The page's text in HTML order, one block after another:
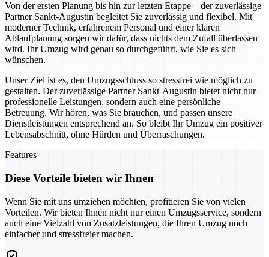
Von der ersten Planung bis hin zur letzten Etappe – der zuverlässige
Partner Sankt-Augustin begleitet Sie zuverlässig und flexibel. Mit
moderner Technik, erfahrenem Personal und einer klaren
Ablaufplanung sorgen wir dafür, dass nichts dem Zufall überlassen
wird. Ihr Umzug wird genau so durchgeführt, wie Sie es sich
wünschen.
Unser Ziel ist es, den Umzugsschluss so stressfrei wie möglich zu
gestalten. Der zuverlässige Partner Sankt-Augustin bietet nicht nur
professionelle Leistungen, sondern auch eine persönliche
Betreuung. Wir hören, was Sie brauchen, und passen unsere
Dienstleistungen entsprechend an. So bleibt Ihr Umzug ein positiver
Lebensabschnitt, ohne Hürden und Überraschungen.
Features
Diese Vorteile bieten wir Ihnen
Wenn Sie mit uns umziehen möchten, profitieren Sie von vielen
Vorteilen. Wir bieten Ihnen nicht nur einen Umzugsservice, sondern
auch eine Vielzahl von Zusatzleistungen, die Ihren Umzug noch
einfacher und stressfreier machen.